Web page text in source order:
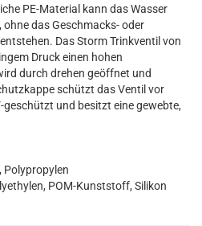
PE-Material kann das Wasser
das Geschmacks- oder
Das Storm Trinkventil von
Druck einen hohen
durch drehen geöffnet und
schützt das Ventil vor
geschützt und besitzt eine gewebte,
Polypropylen
POM-Kunststoff, Silikon